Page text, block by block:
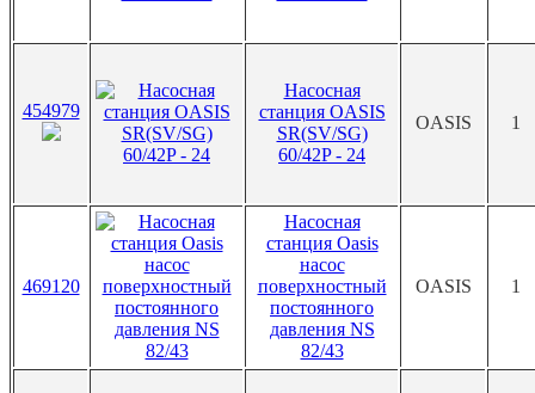
454979
Насосная
станция OASIS
SR(SV/SG)
60/42P - 24
OASIS 1
469120
Насосная
станция Oasis
насос
поверхностный
постоянного
давления NS
82/43
OASIS 1